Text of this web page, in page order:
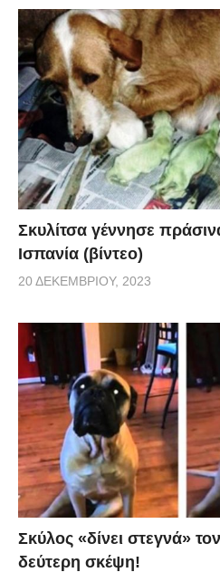
Σκυλίτσα γέννησε
Ισπανία (βίντεο)
20 ΔΕΚΕΜΒΡΊΟΥ, 2023
Σκύλος «δίνει στεγνά»
δεύτερη σκέψη!